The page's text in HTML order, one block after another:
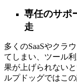
専任のサポ
走
多くのSaaSやクラ
てしまい、ツール
果が上げられない
ルプドッグではこ